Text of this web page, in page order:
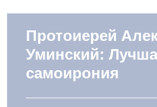
Протоиерей
Уминский:
самоирония